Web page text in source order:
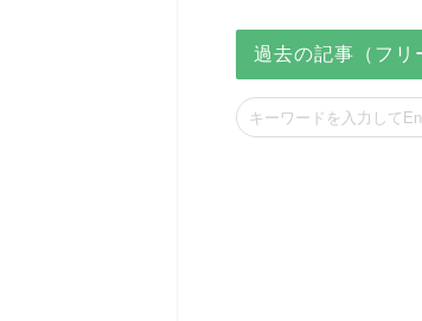
過去の記事（フリ